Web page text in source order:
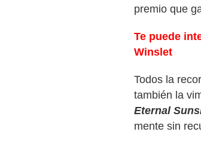
premio que
Te puede
Winslet
Todos la
también la
Eternal
mente sin